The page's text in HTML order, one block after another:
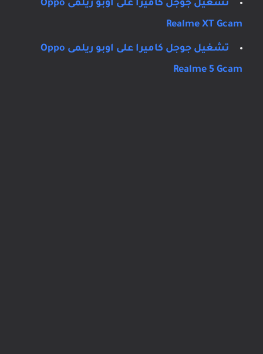
تشغيل جوجل كاميرا على اوبو ريلمى Oppo
Realme XT Gcam
تشغيل جوجل كاميرا على اوبو ريلمى Oppo
Realme 5 Gcam